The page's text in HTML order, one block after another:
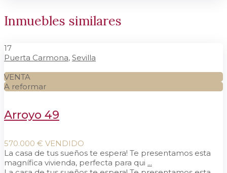
Inmuebles similares
17
Puerta Carmona, Sevilla
VENTA
A reformar
Arroyo 49
570.000 € VENDIDO
La casa de tus sueños te espera! Te presentamos esta
magnífica vivienda, perfecta para qui ...